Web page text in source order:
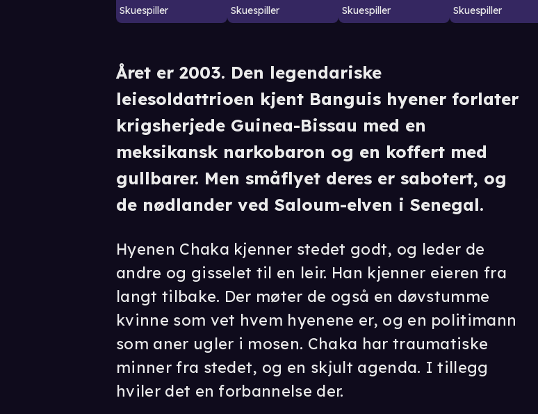
Skuespiller Skuespiller Skuespiller Skuespiller
Året er 2003. Den legendariske
leiesoldattrioen kjent Banguis hyener forlater
krigsherjede Guinea-Bissau med en
meksikansk narkobaron og en koffert med
gullbarer. Men småflyet deres er sabotert, og
de nødlander ved Saloum-elven i Senegal.
Hyenen Chaka kjenner stedet godt, og leder de
andre og gisselet til en leir. Han kjenner eieren fra
langt tilbake. Der møter de også en døvstumme
kvinne som vet hvem hyenene er, og en politimann
som aner ugler i mosen. Chaka har traumatiske
minner fra stedet, og en skjult agenda. I tillegg
hviler det en forbannelse der.